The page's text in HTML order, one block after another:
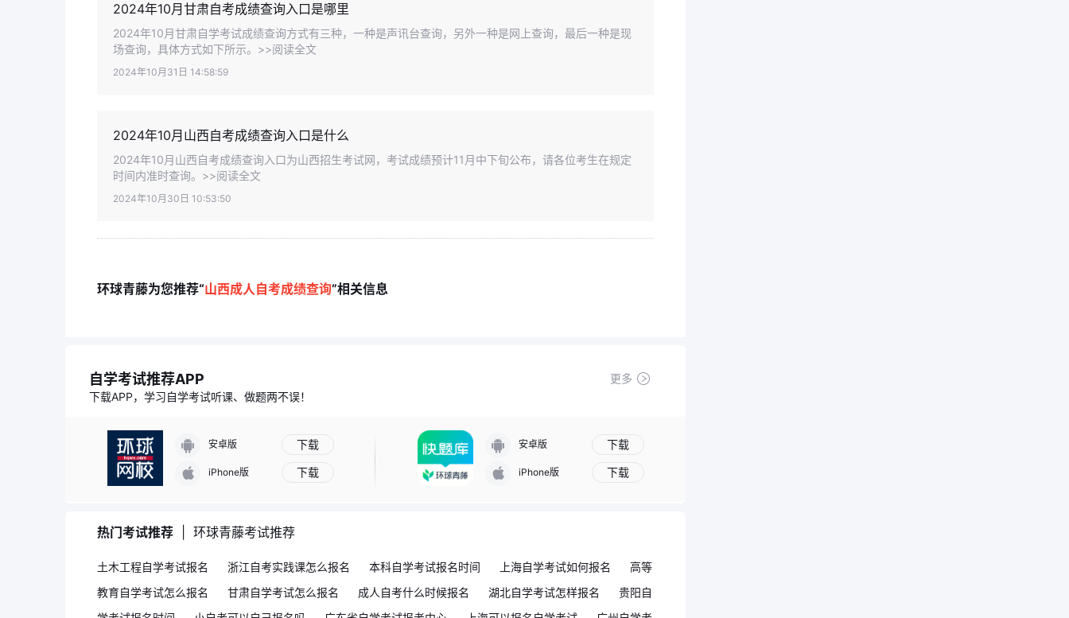
2024年10月甘肃自考成绩查询入口是哪里
2024年10月甘肃自学考试成绩查询方式有三种，一种是声讯台查询，另外一种是网上查询，最后一种是现
场查询，具体方式如下所示。>>阅读全文
2024年10月31日 14:58:59
2024年10月山西自考成绩查询入口是什么
2024年10月山西自考成绩查询入口为山西招生考试网，考试成绩预计11月中下旬公布，请各位考生在规定
时间内准时查询。>>阅读全文
2024年10月30日 10:53:50
环球青藤为您推荐“山西成人自考成绩查询”相关信息
自学考试推荐APP
更多
下载APP，学习自学考试听课、做题两不误！
安卓版 下载
iPhone版 下载
安卓版 下载
iPhone版 下载
热门考试推荐 环球青藤考试推荐
土木工程自学考试报名 浙江自考实践课怎么报名 本科自学考试报名时间 上海自学考试如何报名
高等
教育自学考试怎么报名
甘肃自学考试怎么报名 成人自考什么时候报名 湖北自学考试怎样报名
贵阳自